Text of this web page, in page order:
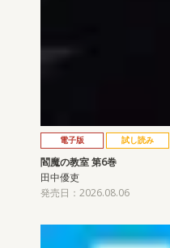
電子版 試し読み
閻魔の教室 第6巻
田中優吏
発売日：2026.08.06